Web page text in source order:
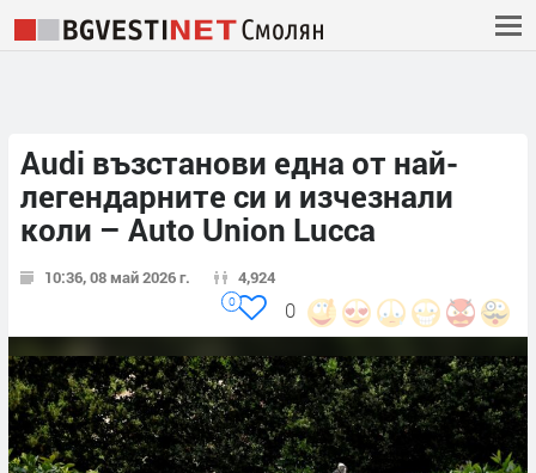
Audi възстанови една от най-
легендарните си и изчезнали
коли – Auto Union Lucca
10:36, 08 май 2026 г. 4,924
0
0